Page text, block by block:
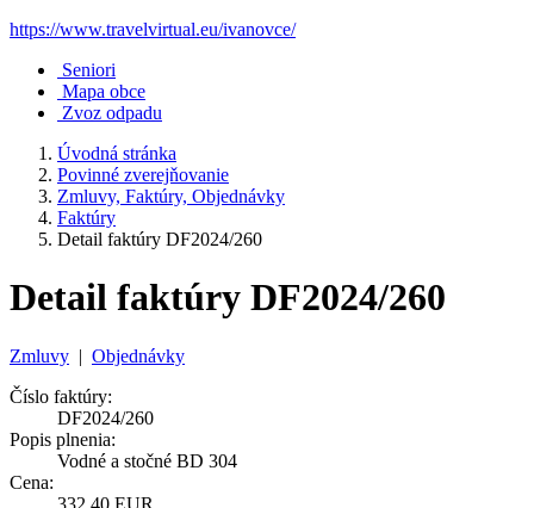
https://www.travelvirtual.eu/ivanovce/
Seniori
Mapa obce
Zvoz odpadu
Úvodná stránka
Povinné zverejňovanie
Zmluvy, Faktúry, Objednávky
Faktúry
Detail faktúry DF2024/260
Detail faktúry DF2024/260
Zmluvy | Objednávky
Číslo faktúry:
DF2024/260
Popis plnenia:
Vodné a stočné BD 304
Cena:
332,40 EUR